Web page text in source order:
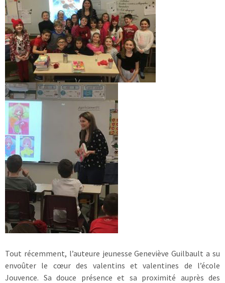
Tout récemment, l’auteure jeunesse Geneviève Guilbault a su
envoûter le cœur des valentins et valentines de l’école
Jouvence. Sa douce présence et sa proximité auprès des